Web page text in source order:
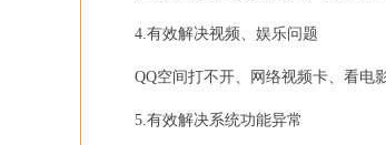
4.有效解决视频、娱乐问题
QQ空间打不开、网络视频卡、看电
5.有效解决系统功能异常